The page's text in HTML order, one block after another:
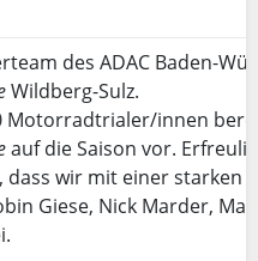
des ADAC Baden-
Wildberg-Sulz.
Motorradtrialer/innen
auf die Saison vor.
dass wir mit einer starken
Giese, Nick Marder,